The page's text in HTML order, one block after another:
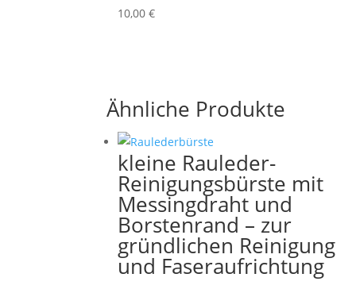
10,00€
Ähnliche Produkte
kleine Rauleder-
Reinigungsbürste mit
Messingdraht und
Borstenrand – zur
gründlichen Reinigung
und Faseraufrichtung